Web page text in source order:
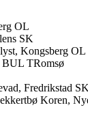
OL
SK
Kongsberg OL
BUL TRomsø
Fredrikstad SK
Koren,